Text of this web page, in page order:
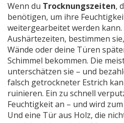
Wenn du Trocknungszeiten,
benötigen, um ihre
weitergearbeitet werden kann
Aushärtezeiten, bestimmen
Wände oder deine Türen
Schimmel bekommen. Die
unterschätzen sie – und
falsch getrockneter Estrich
ruinieren. Ein zu schnell
Feuchtigkeit an – und wird
Und eine Tür aus Holz, die